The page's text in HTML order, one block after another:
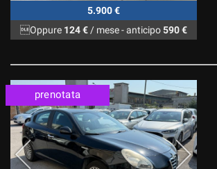
5.900 €
Oppure 124 €/ mese-anticipo590 €
prenotata